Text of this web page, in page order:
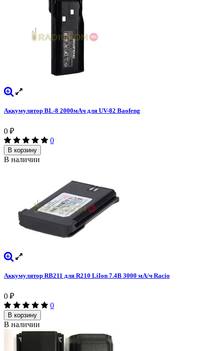
Аккумулятор BL-8 2000мАч для UV-82 Baofeng
0 ₽
0
В корзину
В наличии
Аккумулятор RB211 для R210 LiIon 7.4В 3000 мА/ч Racio
0 ₽
0
В корзину
В наличии